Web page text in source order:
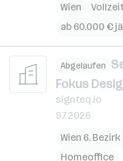
Wien
ab 60.000 €
Abgelaufen
Fokus
signteq.io
9.7.2026
Wien 6.
Homeoffice